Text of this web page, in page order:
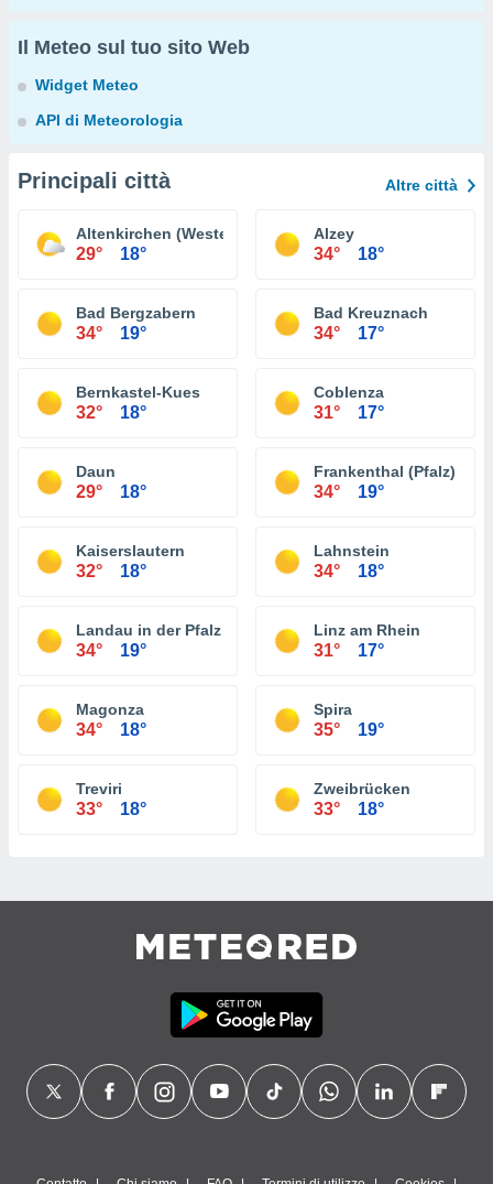
Il Meteo sul tuo sito Web
Widget Meteo
API di Meteorologia
Principali città Altre città
Altenkirchen (Westerwald)
29° 18°
Alzey
34° 18°
Bad Bergzabern
34° 19°
Bad Kreuznach
34° 17°
Bernkastel-Kues
32° 18°
Coblenza
31° 17°
Daun
29° 18°
Frankenthal (Pfalz)
34° 19°
Kaiserslautern
32° 18°
Lahnstein
34° 18°
Landau in der Pfalz
34° 19°
Linz am Rhein
31° 17°
Magonza
34° 18°
Spira
35° 19°
Treviri
33° 18°
Zweibrücken
33° 18°